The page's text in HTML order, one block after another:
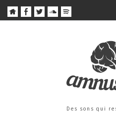
Des sons qui